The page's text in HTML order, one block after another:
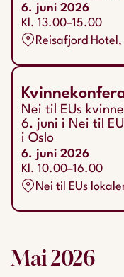
6. juni 2026
Kl. 13.00–15.00
Reisafjord
Nei til EUs
6. juni i Nei til
i Oslo
6. juni 2026
Kl. 10.00–16.00
Nei til EUs
Mai 2026